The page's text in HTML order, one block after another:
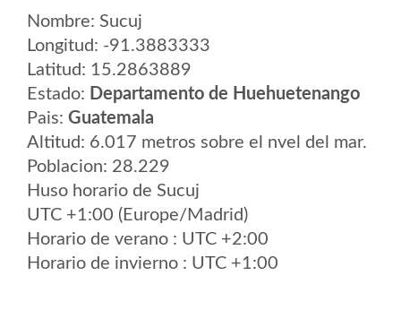
Nombre: Sucuj
Longitud: -91.3883333
Latitud: 15.2863889
Estado: Departamento de Huehuetenango
Pais: Guatemala
Altitud: 6.017 metros sobre el nvel del mar.
Poblacion: 28.229
Huso horario de Sucuj
UTC +1:00 (Europe/Madrid)
Horario de verano : UTC +2:00
Horario de invierno : UTC +1:00